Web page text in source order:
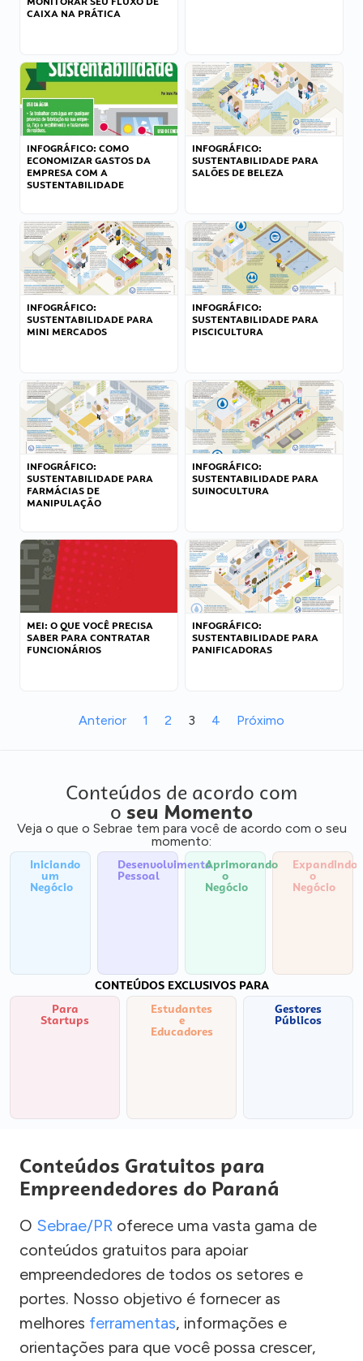
CAIXA NA PRÁTICA
INFOGRÁFICO: COMO
ECONOMIZAR GASTOS DA
EMPRESA COM A
SUSTENTABILIDADE
INFOGRÁFICO:
SUSTENTABILIDADE PARA
SALÕES DE BELEZA
INFOGRÁFICO:
SUSTENTABILIDADE PARA
MINI MERCADOS
INFOGRÁFICO:
SUSTENTABILIDADE PARA
PISCICULTURA
INFOGRÁFICO:
SUSTENTABILIDADE PARA
FARMÁCIAS DE
MANIPULAÇÃO
INFOGRÁFICO:
SUSTENTABILIDADE PARA
SUINOCULTURA
MEI: O QUE VOCÊ PRECISA
SABER PARA CONTRATAR
FUNCIONÁRIOS
INFOGRÁFICO:
SUSTENTABILIDADE PARA
PANIFICADORAS
Anterior 1 2 3 4 Próximo
Conteúdos de acordo com
o seu Momento
Veja o que o Sebrae tem para você de acordo com o seu
momento:
Iniciando
um
Negócio
Desenvolvimento
Pessoal
Aprimorando
o
Negócio
Expandindo
o
Negócio
CONTEÚDOS EXCLUSIVOS PARA
Para
Startups
Estudantes
e
Educadores
Gestores
Públicos
Conteúdos Gratuitos para
Empreendedores do Paraná
O Sebrae/PR oferece uma vasta gama de
conteúdos gratuitos para apoiar
empreendedores de todos os setores e
portes. Nosso objetivo é fornecer as
melhores ferramentas, informações e
orientações para que você possa crescer,